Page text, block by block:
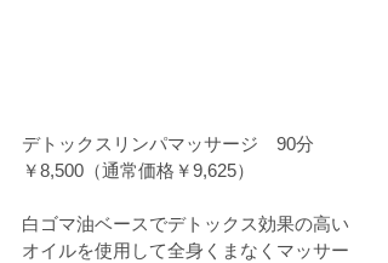
デトックスリンパマッサージ　90分
￥8,500（通常価格￥9,625）
白ゴマ油ベースでデトックス効果の高い
オイルを使用して全身くまなくマッサー